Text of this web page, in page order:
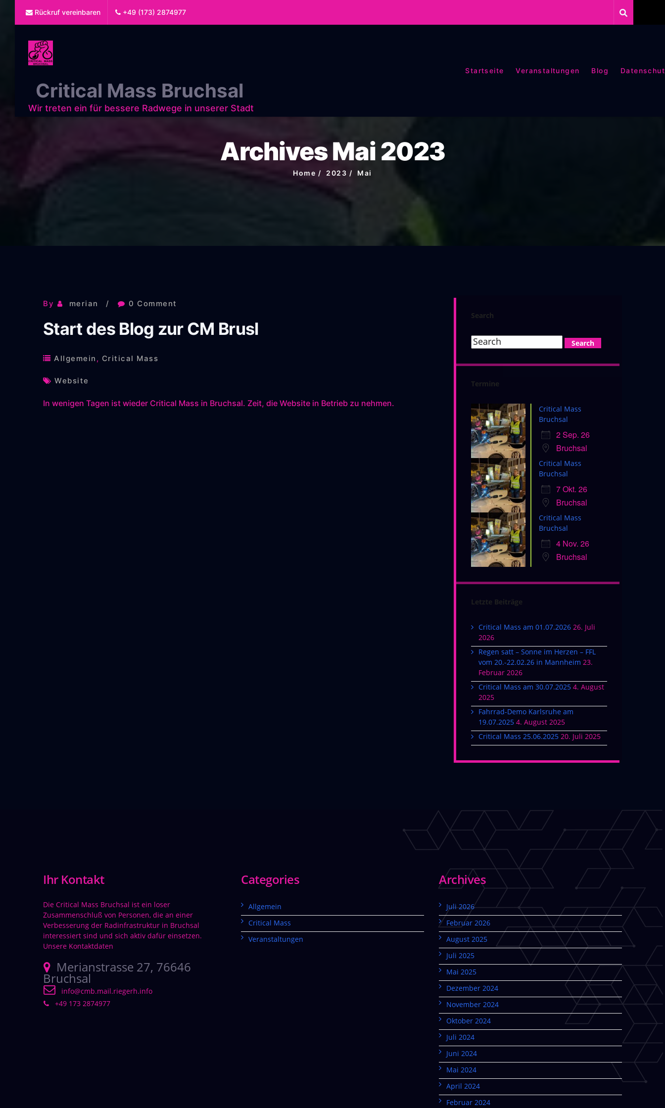
Rückruf vereinbaren +49 (173) 2874977
Critical Mass Bruchsal
Wir treten ein für bessere Radwege in unserer Stadt
Startseite Veranstaltungen Blog
Archives Mai 2023
Home 2023 Mai
By merian 0 Comment
Start des Blog zur CM Brusl
Allgemein , Critical Mass
Website
In wenigen Tagen ist wieder Critical Mass in Bruchsal. Zeit, die Website in Betrieb zu nehmen.
Search
Termine
Critical Mass
Bruchsal
2 Sep. 26
Bruchsal
Critical Mass
Bruchsal
7 Okt. 26
Bruchsal
Critical Mass
Bruchsal
4 Nov. 26
Bruchsal
Letzte Beiträge
Critical Mass am 01.07.2026 26. Juli
2026
Regen satt – Sonne im Herzen – FFL
vom 20.-22.02.26 in Mannheim 23.
Februar 2026
Critical Mass am 30.07.2025 4. August
2025
Fahrrad-Demo Karlsruhe am
19.07.2025 4. August 2025
Critical Mass 25.06.2025 20. Juli 2025
Ihr Kontakt
Die Critical Mass Bruchsal ist ein loser
Zusammenschluß von Personen, die an einer
Verbesserung der Radinfrastruktur in Bruchsal
interessiert sind und sich aktiv dafür einsetzen.
Unsere Kontaktdaten
Merianstrasse 27, 76646
Bruchsal
info@cmb.mail.riegerh.info
+49 173 2874977
Categories
Allgemein
Critical Mass
Veranstaltungen
Archives
Juli 2026
Februar 2026
August 2025
Juli 2025
Mai 2025
Dezember 2024
November 2024
Oktober 2024
Juli 2024
Juni 2024
Mai 2024
April 2024
Februar 2024